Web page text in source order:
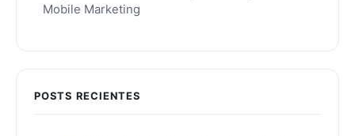
Mobile Marketing
POSTS RECIENTES